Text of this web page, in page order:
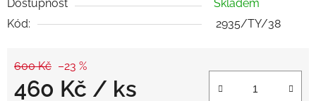
Dostupnost
Skladem
Kód:
2935/TY/38
600 Kč –23 %
460 Kč / ks